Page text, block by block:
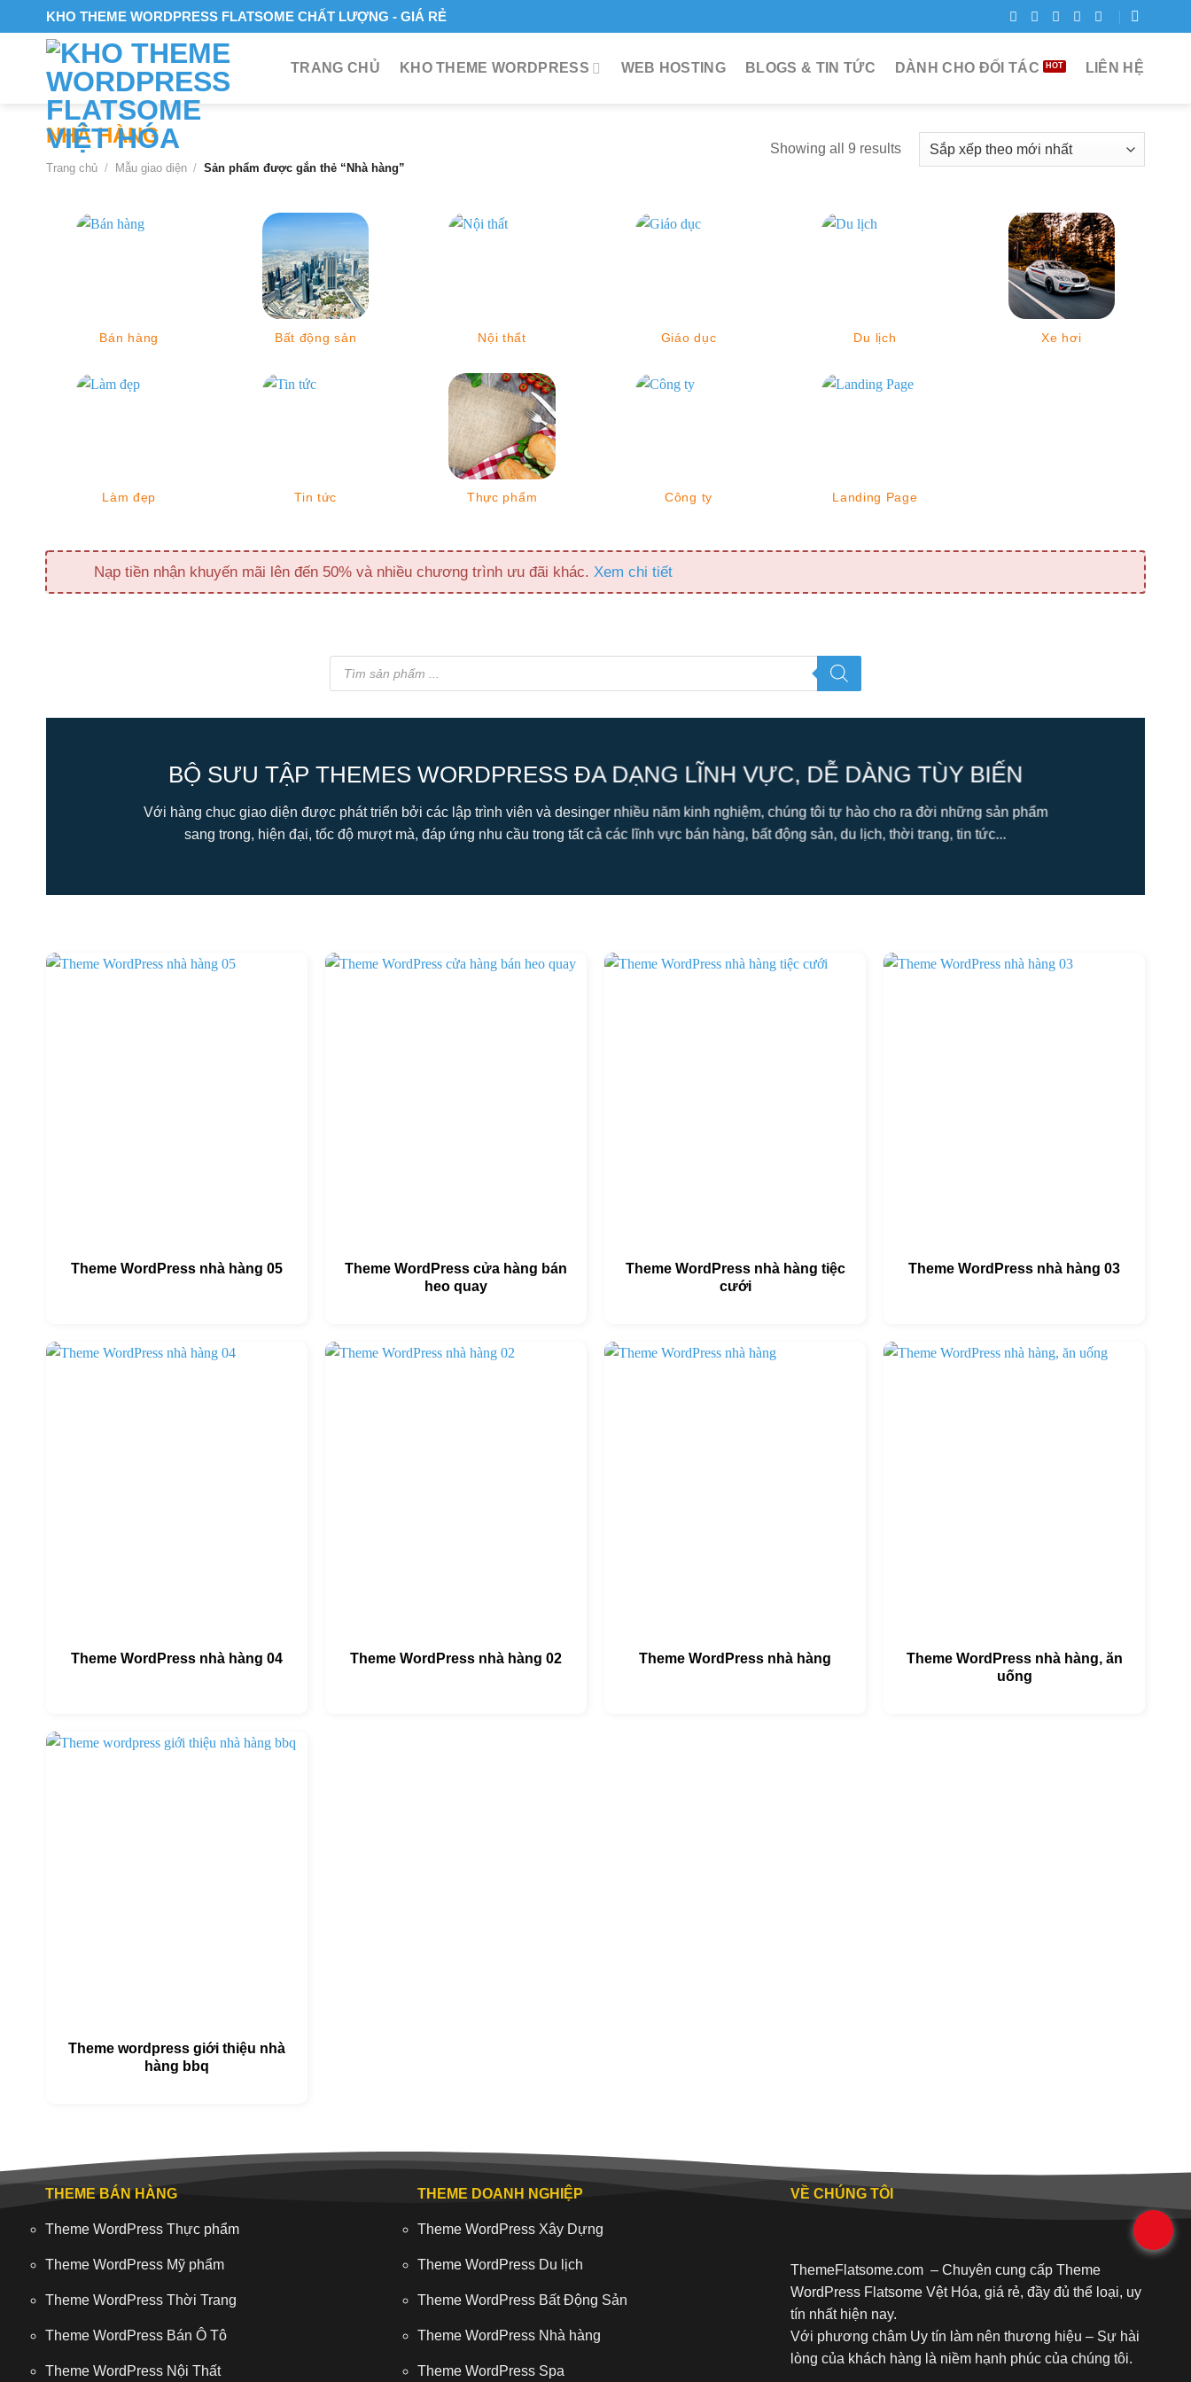
to
KHO THEME WORDPRESS FLATSOME CHẤT LƯỢNG - GIÁ RẺ
TRANG CHỦ KHO THEME WORDPRESS WEB HOSTING BLOGS & TIN TỨC DÀNH CHO ĐỐI TÁC LIÊN HỆ
NHÀ HÀNG
Trang chủ / Mẫu giao diện / Sản phẩm được gắn thẻ “Nhà hàng”
Showing all 9 results
Bán hàng Bất động sản Nội thất Giáo dục Du lịch Xe hơi
Làm đẹp Tin tức Thực phẩm Công ty Landing Page
Nạp tiền nhận khuyến mãi lên đến 50% và nhiều chương trình ưu đãi khác. Xem chi tiết
Tìm
kiếm
sản
BỘ SƯU TẬP THEMES WORDPRESS ĐA DẠNG LĨNH VỰC, DỄ DÀNG TÙY BIẾN
Với hàng chục giao diện được phát triển bởi các lập trình viên và desinger nhiều năm kinh nghiệm, chúng tôi tự hào cho ra đời những sản phẩm
sang trong, hiện đại, tốc độ mượt mà, đáp ứng nhu cầu trong tất cả các lĩnh vực bán hàng, bất động sản, du lịch, thời trang, tin tức...
Theme WordPress nhà hàng 05
Theme WordPress cửa hàng bán
heo quay
Theme WordPress nhà hàng tiệc
cưới
Theme WordPress nhà hàng 03
Theme WordPress nhà hàng 04 Theme WordPress nhà hàng 02 Theme WordPress nhà hàng
Theme WordPress nhà hàng, ăn
uống
Theme wordpress giới thiệu nhà
hàng bbq
THEME BÁN HÀNG
Theme WordPress Thực phẩm
Theme WordPress Mỹ phẩm
Theme WordPress Thời Trang
Theme WordPress Bán Ô Tô
Theme WordPress Nội Thất
THEME DOANH NGHIỆP
Theme WordPress Xây Dựng
Theme WordPress Du lịch
Theme WordPress Bất Động Sản
Theme WordPress Nhà hàng
Theme WordPress Spa
VỀ CHÚNG TÔI
ThemeFlatsome.com – Chuyên cung cấp Theme
WordPress Flatsome Vệt Hóa, giá rẻ, đầy đủ thể loại, uy
tín nhất hiện nay.
Với phương châm Uy tín làm nên thương hiệu – Sự hài
lòng của khách hàng là niềm hạnh phúc của chúng tôi.